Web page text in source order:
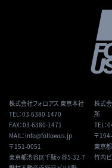
株式会社フォロアス 東京本社
TEL：03-6380-1470
FAX：03-6380-1471
MAIL： info@followus.jp
〒151-0051
東京都渋谷区千駄ヶ谷5-32-7
株式
所
TEL：
〒
東京
竹内